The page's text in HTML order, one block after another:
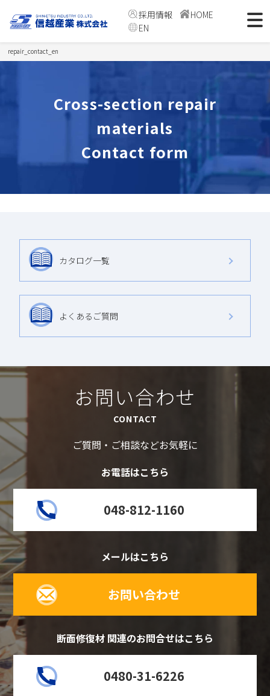
採用情報
HOME
EN
repair_contact_en
Cross-section repair
materials
Contact form
カタログ一覧
よくあるご質問
お問い合わせ
CONTACT
ご質問・ご相談などお気軽に
お電話はこちら
048-812-1160
メールはこちら
お問い合わせ
断面修復材 関連のお問合せはこちら
0480-31-6226